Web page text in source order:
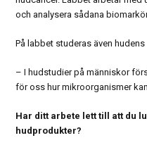
och analysera sådana
På labbet studeras även hudens
– I hudstudier på människor
för oss hur mikroorganismer
Har ditt arbete lett till att du
hudprodukter?